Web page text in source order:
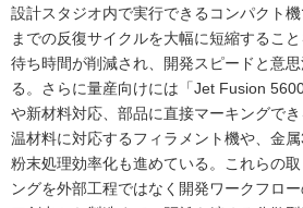
設計スタジオ内で実行できるコンパクト
までの反復サイクルを大幅に短縮するこ
待ち時間が削減され、開発スピードと意
る。さらに量産向けには「Jet Fusion
や新材料対応、部品に直接マーキングで
温材料に対応するフィラメント機や、金
粉末処理効率化も進めている。これらの
ングを外部工程ではなく開発ワークフロ